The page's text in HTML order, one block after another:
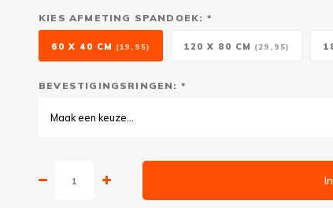
KIES AFMETING SPANDOEK: *
60 X 40 CM (19,95) 120 X 80 CM (29,95)
BEVESTIGINGSRINGEN: *
Maak een keuze...